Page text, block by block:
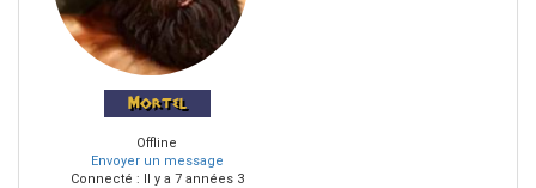
Mortel
Offline
Envoyer un message
Connecté : Il y a 7 années 3